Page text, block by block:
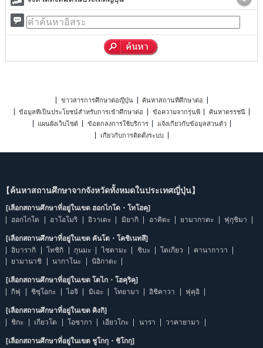
ข่าวสารการศึกษาต่อญี่ปุ่น
ค้นหาสถานที่ศึกษาต่อ
ข้อมูลที่เป็นประโยชน์สำหรับการเข้าศึกษาต่อ
ข้อความจากรุ่นพี่
ค้นหาดรรชนี
แผนผังเว็บไซต์
ข้อตกลงการใช้บริการ
แจ้งเกี่ยวกับข้อมูลส่วนตัว
เกี่ยวกับการติดตั้งระบบ
【ค้นหาสถานศึกษาจากจังหวัดทั้งหมดในประเทศญี่ปุ่น】
[เลือกสถานศึกษาที่อยู่ในเขต ฮอกไกโด・โทโฮคุ]
ฮอกไกโด
อาโอโมริ อิวาเตะ มิยากิ อาคิตะ ยามากาตะ ฟุกุชิมา
[เลือกสถานศึกษาที่อยู่ในเขต คันโต・โคชิเนทสึ]
อิบารากิ
โทชิกิ กุนมะ ไซตามะ ชิบะ โตเกียว
คานากาวา
ยามานาชิ
นากาโนะ นิอิกาตะ
[เลือกสถานศึกษาที่อยู่ในเขต โตไก・โฮคุริคุ]
กิฟุ
ชิซุโอกะ ไอจิ มิเอะ โทยามา อิชิคาวา ฟุคุอิ
[เลือกสถานศึกษาที่อยู่ในเขต คิงกิ]
ชิกะ
เกียวโต โอซากา เฮียวโกะ นารา วาคายามา
[เลือกสถานศึกษาที่อยู่ในเขต ชูโกกุ・ชิโกกุ]